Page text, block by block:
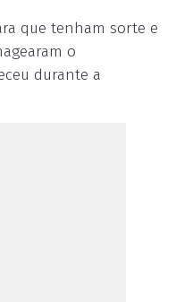
que tenham sorte e
o
durante a